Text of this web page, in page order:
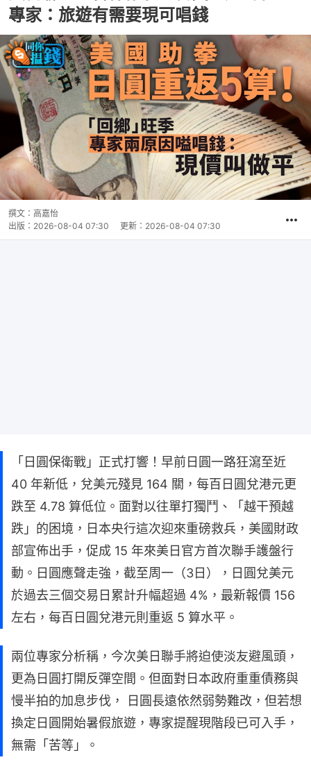
專家：旅遊有需要現可唱錢
撰文： 高嘉怡
出版： 2026-08-04 07:30 更新： 2026-08-04 07:30
「日圓保衛戰」正式打響！早前日圓一路狂瀉至近
40 年新低，兌美元殘見 164 關，每百日圓兌港元更
跌至 4.78 算低位。面對以往單打獨鬥、「越干預越
跌」的困境，日本央行這次迎來重磅救兵，美國財政
部宣佈出手，促成 15 年來美日官方首次聯手護盤行
動。日圓應聲走強，截至周一（3日），日圓兌美元
於過去三個交易日累計升幅超過 4%，最新報價 156
左右，每百日圓兌港元則重返 5 算水平。
兩位專家分析稱，今次美日聯手將迫使淡友避風頭，
更為日圓打開反彈空間。但面對日本政府重重債務與
慢半拍的加息步伐， 日圓長遠依然弱勢難改，但若想
換定日圓開始暑假旅遊，專家提醒現階段已可入手，
無需「苦等」。